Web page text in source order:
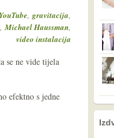
YouTube, gravitacija,
,Michael Haussman,
video instalacija
se ne vide tijela
efektno s jedne
nema prethodne
sljedeće